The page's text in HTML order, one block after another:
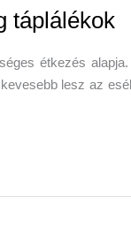
táplálékok
étkezés
lesz az